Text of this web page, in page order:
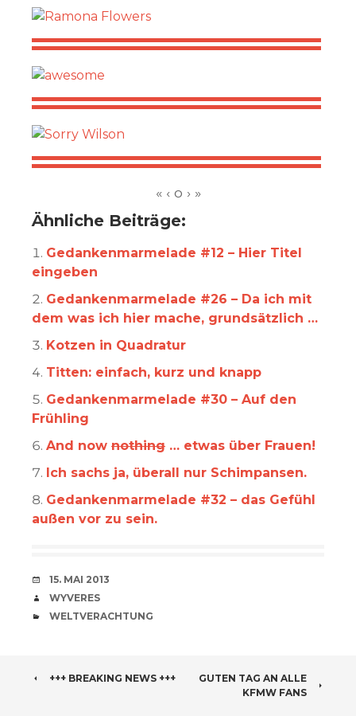
Ähnliche Beiträge:
Gedankenmarmelade #12 – Hier Titel
eingeben
Gedankenmarmelade #26 – Da ich mit
dem was ich hier mache, grundsätzlich …
Kotzen in Quadratur
Titten: einfach, kurz und knapp
Gedankenmarmelade #30 – Auf den
Frühling
And now nothing … etwas über Frauen!
Ich sachs ja, überall nur Schimpansen.
Gedankenmarmelade #32 – das Gefühl
außen vor zu sein.
VERABREDUNG
15. MAI 2013
VERFASSER
WYVERES
CATEGORIES
WELTVERACHTUNG
BEITRAGSNAVIGATION
+++ BREAKING NEWS +++
GUTEN TAG AN ALLE
KFMW FANS